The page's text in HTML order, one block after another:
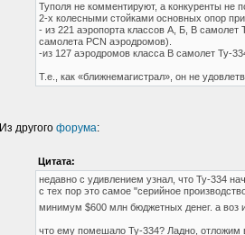
Туполя не комментируют, а конкуренты не
2-х колесными стойками основных опор
- из 221 аэропорта классов А, Б, В самолет
самолета PCN аэродромов).
-из 127 аэродромов класса В самолет Ту-
Т.е., как «ближнемагистрал», он не
Из другого форума:
Цитата:
недавно с удивлением узнал, что Ту-334
с тех пор это самое "серийное
минимум $600 млн бюджетных денег. а воз
что ему помешало Ту-334? Ладно, отложим